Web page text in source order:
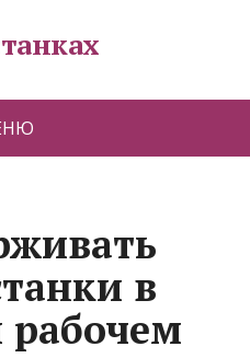
в